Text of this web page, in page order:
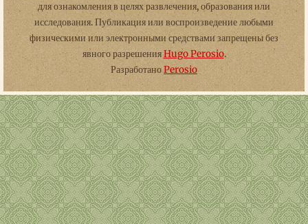
для ознакомления в целях развлечения, образования или
исследования. Публикация или воспроизведение любыми
физическими или электронными средствами запрещены без
явного разрешенияHugo Perosio.
РазработаноPerosio